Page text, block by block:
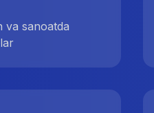
va sanoatda